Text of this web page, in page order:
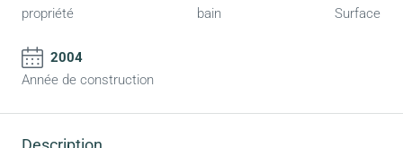
propriété
bain
Surface
2004
Année de construction